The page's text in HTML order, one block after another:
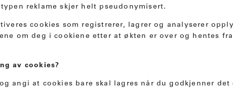
reklame skjer helt pseudonymisert.
cookies som registrerer, lagrer og analyserer
om deg i cookiene etter at økten er over og hentes
av cookies?
angi at cookies bare skal lagres når du godkjenner